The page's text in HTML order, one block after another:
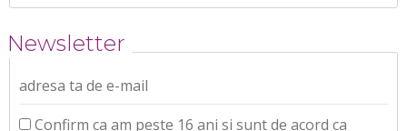
Newsletter
adresa ta de e-mail
Confirm ca am peste 16 ani si sunt de acord ca